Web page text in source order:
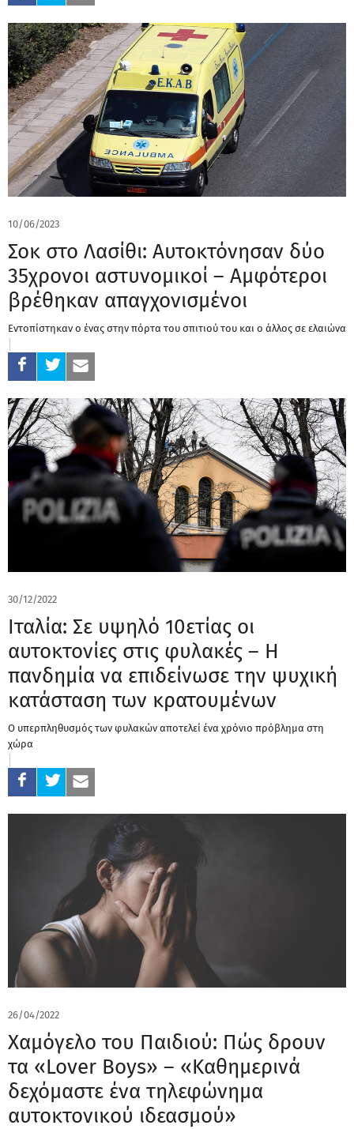
10/06/2023
Σοκ στο Λασίθι: Αυτοκτόνησαν δύο
35χρονοι αστυνομικοί – Αμφότεροι
βρέθηκαν απαγχονισμένοι
Εντοπίστηκαν ο ένας στην πόρτα του σπιτιού του και ο άλλος σε ελαιώνα
30/12/2022
Ιταλία: Σε υψηλό 10ετίας οι
αυτοκτονίες στις φυλακές – Η
πανδημία να επιδείνωσε την ψυχική
κατάσταση των κρατουμένων
Ο υπερπληθυσμός των φυλακών αποτελεί ένα χρόνιο πρόβλημα στη
χώρα
26/04/2022
Χαμόγελο του Παιδιού: Πώς δρουν
τα «Lover Boys» – «Καθημερινά
δεχόμαστε ένα τηλεφώνημα
αυτοκτονικού ιδεασμού»